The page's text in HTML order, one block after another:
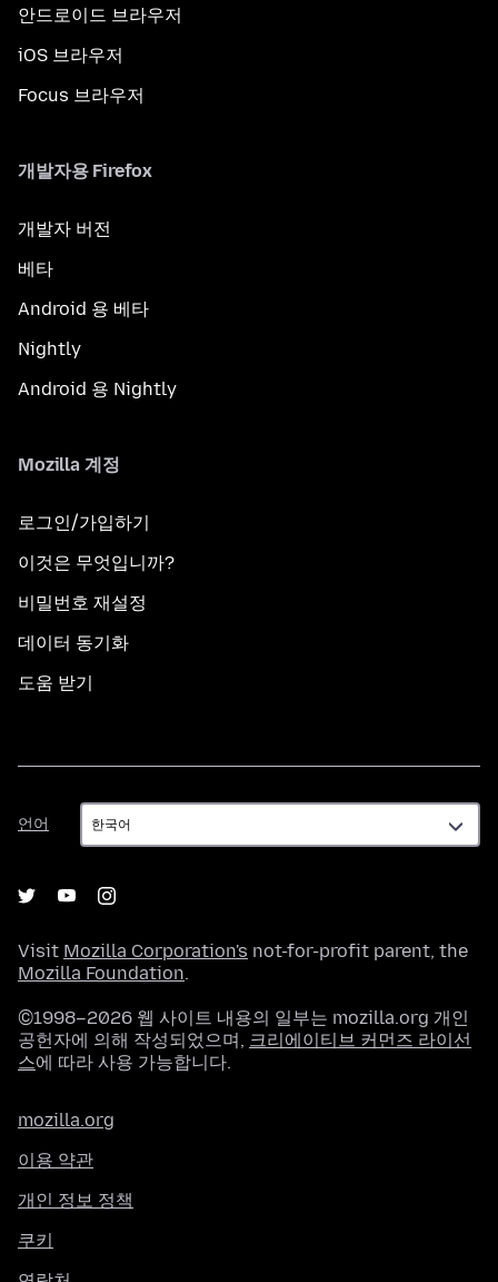
안드로이드 브라우저
iOS 브라우저
Focus 브라우저
개발자용 Firefox
개발자 버전
베타
Android 용 베타
Nightly
Android 용 Nightly
Mozilla 계정
로그인/가입하기
이것은 무엇입니까?
비밀번호 재설정
데이터 동기화
도움 받기
언어
언
어
Visit Mozilla Corporation's not-for-profit parent, the
Mozilla Foundation.
©1998–2026 웹 사이트 내용의 일부는 mozilla.org 개인
공헌자에 의해 작성되었으며, 크리에이티브 커먼즈 라이선
스에 따라 사용 가능합니다.
mozilla.org
이용 약관
개인 정보 정책
쿠키